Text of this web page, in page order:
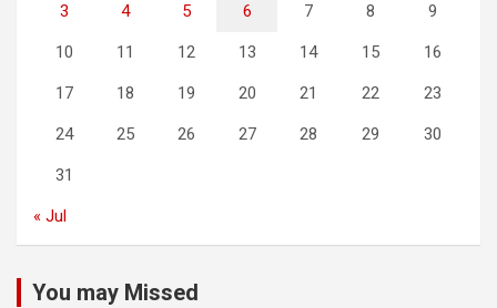
3 4 5 6 7 8 9
10 11 12 13 14 15 16
17 18 19 20 21 22 23
24 25 26 27 28 29 30
31
« Jul
You may Missed